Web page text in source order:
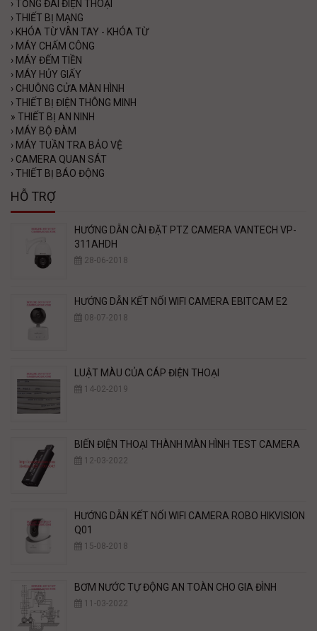
›
TỔNG ĐÀI ĐIỆN THOẠI
›THIẾT BỊ MẠNG
› KHÓA TỪ VÂN TAY - KHÓA TỪ
› MÁY CHẤM CÔNG
› MÁY ĐẾM TIỀN
› MÁY HỦY GIẤY
› CHUÔNG CỬA MÀN HÌNH
›THIẾT BỊ ĐIỆN THÔNG MINH
» THIẾT BỊ AN NINH
› MÁY BỘ ĐÀM
› MÁY TUẦN TRA BẢO VỆ
› CAMERA QUAN SÁT
›THIẾT BỊ BÁO ĐỘNG
HỖ TRỢ
HƯỚNG DẪN CÀI ĐẶT PTZ CAMERA VANTECH VP-
311AHDH
28-06-2018
HƯỚNG DẪN KẾT NỐI WIFI CAMERA EBITCAM E2
08-07-2018
LUẬT MÀU CỦA CÁP ĐIỆN THOẠI
14-02-2019
BIẾN ĐIỆN THOẠI THÀNH MÀN HÌNH TEST CAMERA
12-03-2022
HƯỚNG DẪN KẾT NỐI WIFI CAMERA ROBO HIKVISION
Q01
15-08-2018
BƠM NƯỚC TỰ ĐỘNG AN TOÀN CHO GIA ĐÌNH
11-03-2022